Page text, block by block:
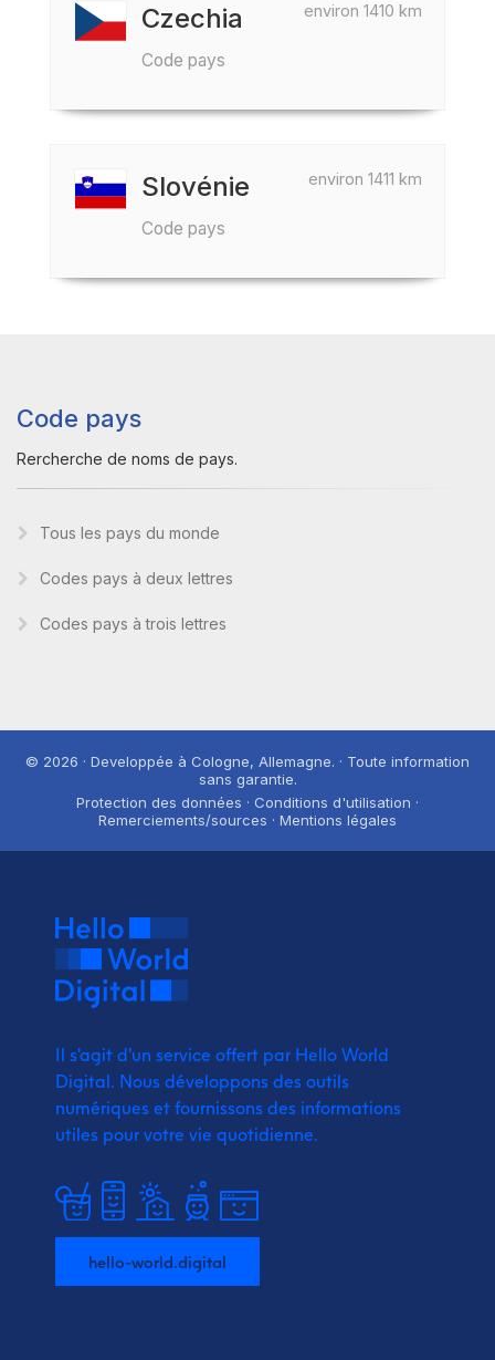
environ 1410 km
Czechia
Code pays
environ 1411 km
Slovénie
Code pays
Code pays
Rercherche de noms de pays.
Tous les pays du monde
Codes pays à deux lettres
Codes pays à trois lettres
© 2026 · Developpée à Cologne, Allemagne. · Toute information
sans garantie.
Protection des données · Conditions d'utilisation ·
Remerciements/sources · Mentions légales
Il s'agit d'un service offert par Hello World
Digital. Nous développons des outils
numériques et fournissons des informations
utiles pour votre vie quotidienne.
hello-world.digital